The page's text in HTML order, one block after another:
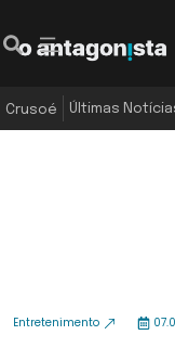
Crusoé Últimas
Entretenimento